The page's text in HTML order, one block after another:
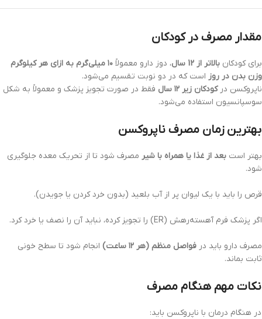
مقدار مصرف در کودکان
برای کودکان بالاتر از 12 سال ، دوز دارو معمولاً
۱۰ میلی‌گرم به ازای هر کیلوگرم
وزن بدن در روز است که در دو نوبت تقسیم می‌شود.
ناپروکسن درکودکان زیر ۱۲ سال
فقط در صورت تجویز پزشک و معمولاً به شکل
سوسپانسیون استفاده می‌شود.
بهترین زمان مصرف ناپروکسن
بهتر است بعد از غذا یا همراه با شیر مصرف شود تا از تحریک معده جلوگیری
شود.
قرص را باید با یک لیوان پر از آب بلعید (بدون خرد کردن یا جویدن).
اگر پزشک فرم آهسته‌رهش (ER) را تجویز کرده، نباید آن را نصف یا خرد کرد.
مصرف دارو باید در فواصل منظم (هر ۱۲ ساعت)
انجام شود تا سطح خونی
ثابت بماند.
نکات مهم هنگام مصرف
در هنگام درمان با ناپروکسن باید: